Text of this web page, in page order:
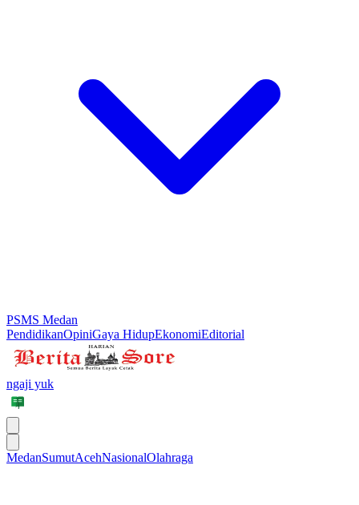
PSMS Medan
PendidikanOpiniGaya HidupEkonomiEditorial
ngaji yuk
MedanSumutAcehNasionalOlahraga